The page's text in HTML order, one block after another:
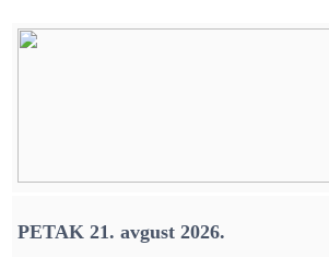
PETAK 21. avgust 2026.